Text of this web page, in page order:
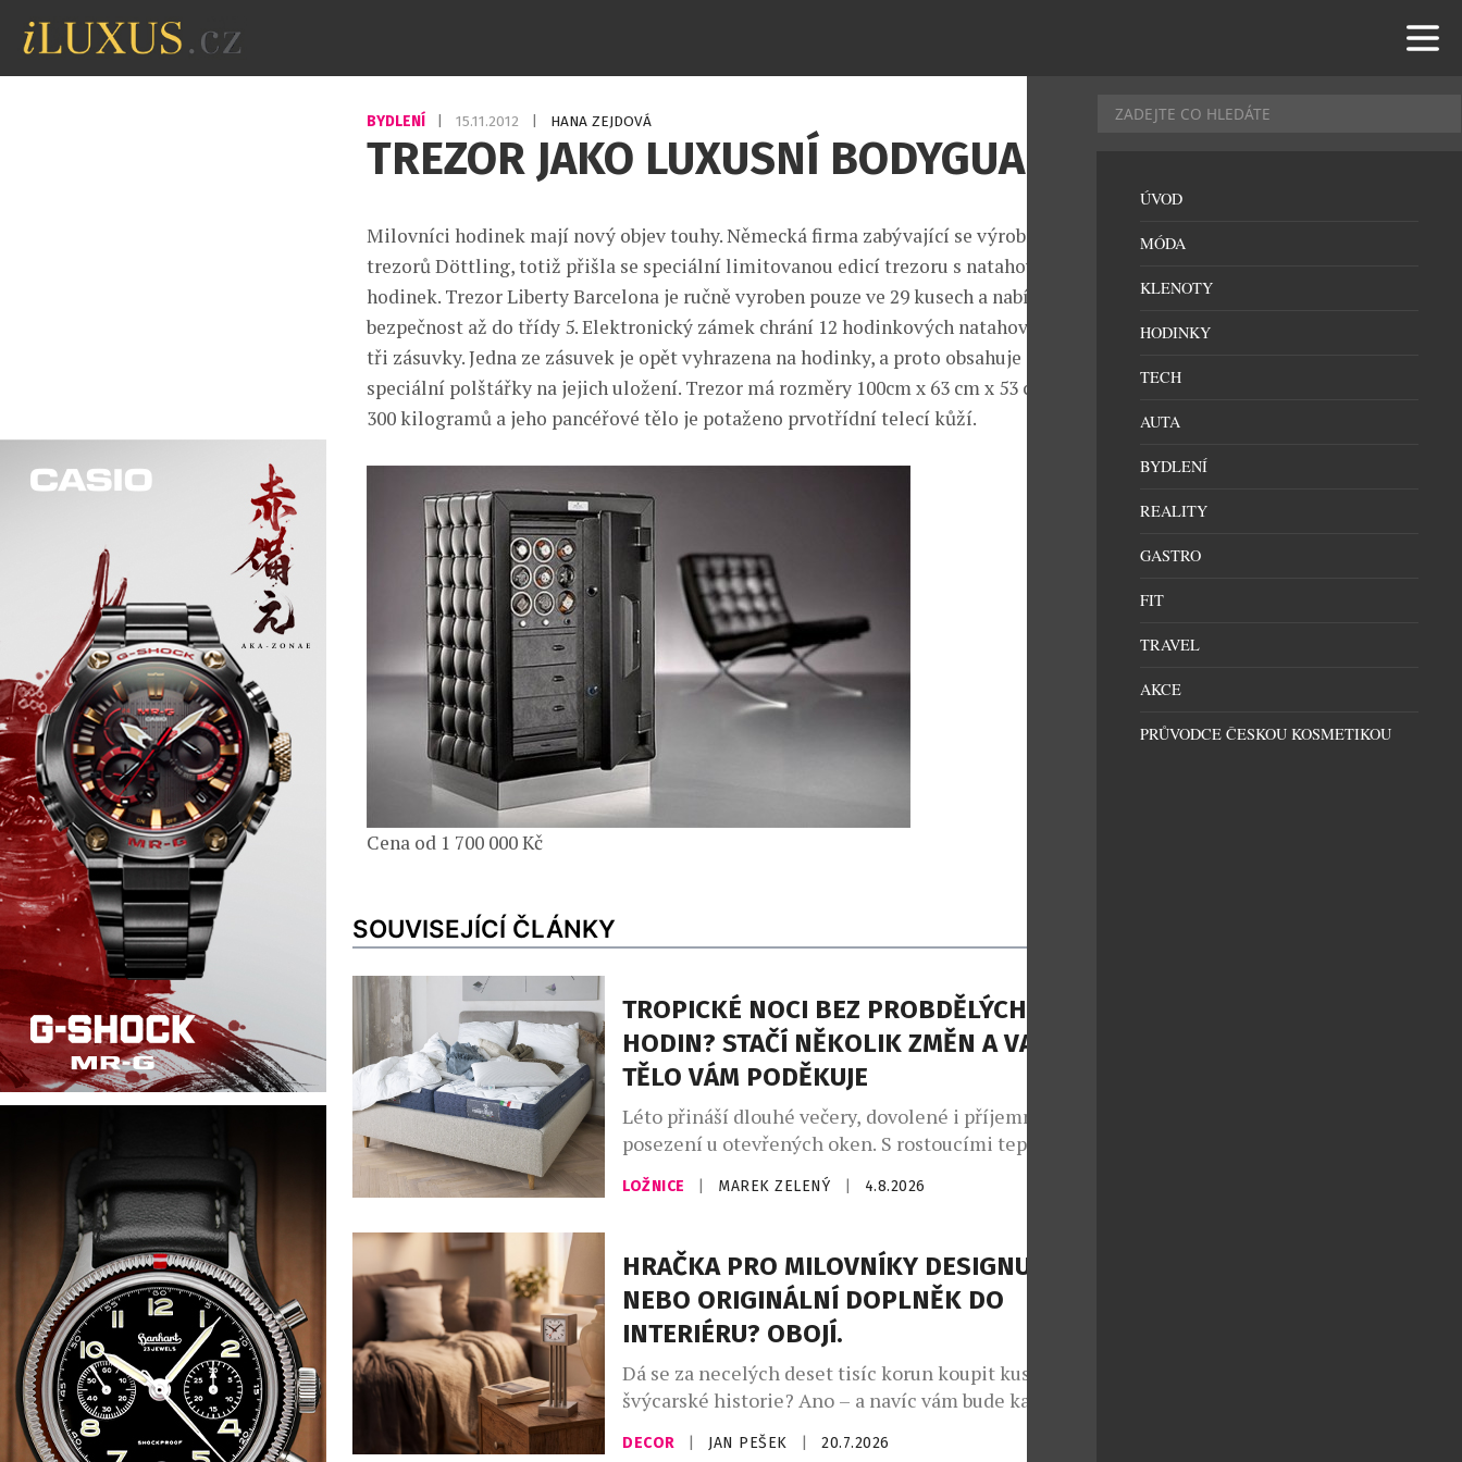
BYDLENÍ 15.11.2012 HANA ZEJDOVÁ
TREZOR JAKO LUXUSNÍ BODYGUARD
Milovníci hodinek mají nový objev touhy. Německá firma zabývající se výrobou
trezorů Döttling, totiž přišla se speciální limitovanou edicí trezoru s natahovači
hodinek. Trezor Liberty Barcelona je ručně vyroben pouze ve 29 kusech a nabízí
bezpečnost až do třídy 5. Elektronický zámek chrání 12 hodinkových natahovačů a
tři zásuvky. Jedna ze zásuvek je opět vyhrazena na hodinky, a proto obsahuje
speciální polštářky na jejich uložení. Trezor má rozměry 100cm x 63 cm x 53 cm, váží
300 kilogramů a jeho pancéřové tělo je potaženo prvotřídní telecí kůží.
Cena od 1 700 000 Kč
SOUVISEJÍCÍ ČLÁNKY
TROPICKÉ NOCI BEZ PROBDĚLÝCH
HODIN? STAČÍ NĚKOLIK ZMĚN A VAŠE
TĚLO VÁM PODĚKUJE
Léto přináší dlouhé večery, dovolené i příjemné
posezení u otevřených oken. S rostoucími teplotami
ale přichází i méně vítaná stránka horkých dnů –
neklidné noci. Převalování v posteli, pocení nebo
A ráno? Místo odpočinku přichází únava. Vysoké
teploty totiž ovlivňují nejen to, jak rychle usínáme,
ale i […]
LOŽNICE MAREK ZELENÝ 4.8.2026
HRAČKA PRO MILOVNÍKY DESIGNU?
NEBO ORIGINÁLNÍ DOPLNĚK DO
INTERIÉRU? OBOJÍ.
Dá se za necelých deset tisíc korun koupit kus
švýcarské historie? Ano – a navíc vám bude každý
den ukazovat čas. Novinka Zurich Meeting Point
Clock – Miniature Edition od slavné značky
DECOR JAN PEŠEK 20.7.2026
ÚVOD
MÓDA
KLENOTY
HODINKY
TECH
AUTA
BYDLENÍ
REALITY
GASTRO
FIT
TRAVEL
AKCE
PRŮVODCE ČESKOU KOSMETIKOU